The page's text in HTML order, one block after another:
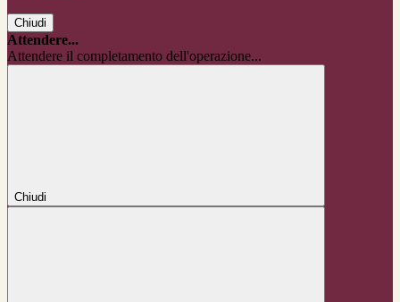
Chiudi
Attendere...
Attendere il completamento dell'operazione...
Chiudi